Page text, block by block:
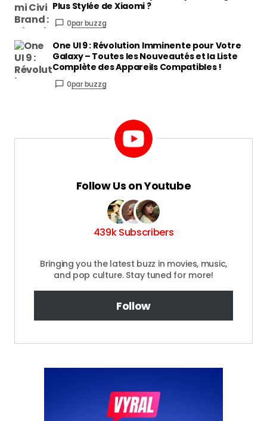
Plus Stylée de Xiaomi ?
0par buzzg
One UI 9 : Révolution Imminente pour Votre
Galaxy – Toutes les Nouveautés et la Liste
Complète des Appareils Compatibles !
0par buzzg
Follow Us on Youtube
439k Subscribers
Bringing you the latest buzz in movies, music,
and pop culture. Stay tuned for more!
Follow